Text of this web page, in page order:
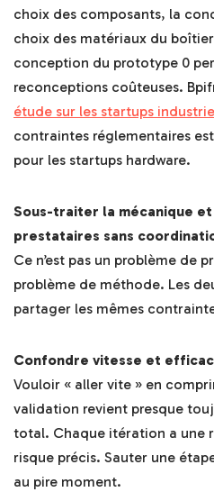
choix des composants, la
choix des matériaux du
conception du prototype 0
reconceptions coûteuses.
étude sur les startups
contraintes réglementaires
pour les startups hardware.
Sous-traiter la mécanique
prestataires sans
Ce n’est pas un problème de
problème de méthode. Les
partager les mêmes
Confondre vitesse et
Vouloir « aller vite » en
validation revient presque
total. Chaque itération a une
risque précis. Sauter une
au pire moment.